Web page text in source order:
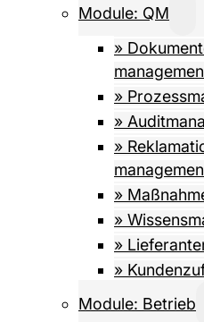
Module: QM
»
»
»
»
»
»
»
»
Module: Betrieb